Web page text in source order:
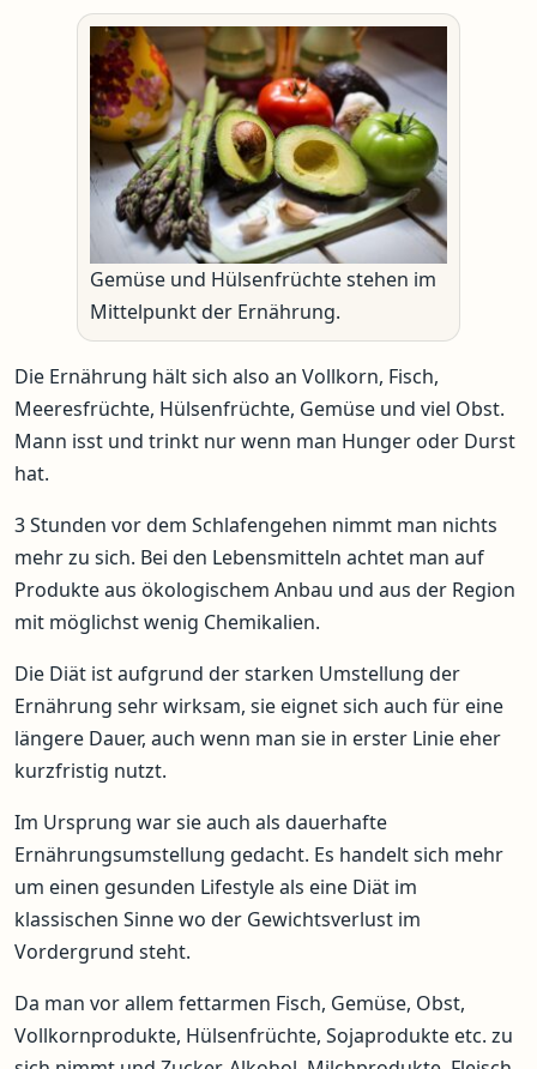
Gemüse und Hülsenfrüchte stehen im
Mittelpunkt der Ernährung.
Die Ernährung hält sich also an Vollkorn, Fisch,
Meeresfrüchte, Hülsenfrüchte, Gemüse und viel Obst.
Mann isst und trinkt nur wenn man Hunger oder Durst
hat.
3 Stunden vor dem Schlafengehen nimmt man nichts
mehr zu sich. Bei den Lebensmitteln achtet man auf
Produkte aus ökologischem Anbau und aus der Region
mit möglichst wenig Chemikalien.
Die Diät ist aufgrund der starken Umstellung der
Ernährung sehr wirksam, sie eignet sich auch für eine
längere Dauer, auch wenn man sie in erster Linie eher
kurzfristig nutzt.
Im Ursprung war sie auch als dauerhafte
Ernährungsumstellung gedacht. Es handelt sich mehr
um einen gesunden Lifestyle als eine Diät im
klassischen Sinne wo der Gewichtsverlust im
Vordergrund steht.
Da man vor allem fettarmen Fisch, Gemüse, Obst,
Vollkornprodukte, Hülsenfrüchte, Sojaprodukte etc. zu